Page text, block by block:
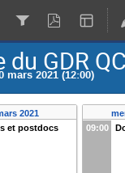
GDR
mars 2021 (12:00)
2021
et postdocs
09:00